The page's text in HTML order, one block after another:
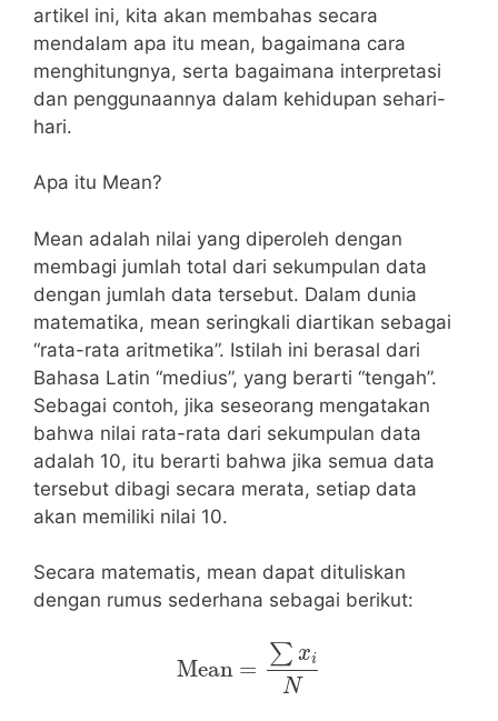
artikel ini, kita akan membahas secara
mendalam apa itu mean, bagaimana cara
menghitungnya, serta bagaimana interpretasi
dan penggunaannya dalam kehidupan sehari-
hari.
Apa itu Mean?
Mean adalah nilai yang diperoleh dengan
membagi jumlah total dari sekumpulan data
dengan jumlah data tersebut. Dalam dunia
matematika, mean seringkali diartikan sebagai
“rata-rata aritmetika”. Istilah ini berasal dari
Bahasa Latin “medius”, yang berarti “tengah”.
Sebagai contoh, jika seseorang mengatakan
bahwa nilai rata-rata dari sekumpulan data
adalah 10, itu berarti bahwa jika semua data
tersebut dibagi secara merata, setiap data
akan memiliki nilai 10.
Secara matematis, mean dapat dituliskan
dengan rumus sederhana sebagai berikut:
∑xi N